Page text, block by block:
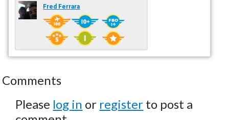
Fred Ferrara
Comments
Please log in or register to post a